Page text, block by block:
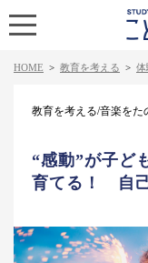
HOME > 教育を考える > 体
教育を考える/音楽をた
“感動”が子ど
育てる！ 自